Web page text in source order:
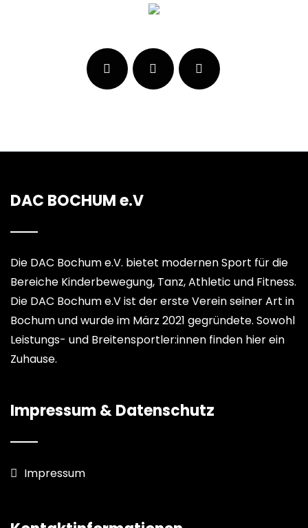
DAC BOCHUM e.V
Die DAC Bochum e.V. bietet modernen Sport für die
Bereiche Kinderbewegung, Tanz, Athletic und Fitness.
Die DAC Bochum e.V ist der erste Verein seiner Art in
Bochum und wurde im März 2021 gegründete. Sowohl
Leistungs- und Breitensportler:innen finden hier ein
Zuhause.
Impressum & Datenschutz
Impressum